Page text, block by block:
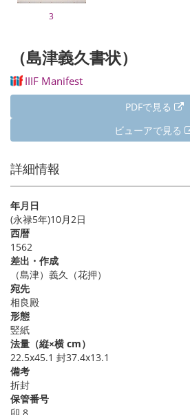
3
（島津義久書状）
IIIF Manifest
PDFで見る
ビューアで見る
詳細情報
年月日
(永禄5年)10月2日
西暦
1562
差出・作成
（島津）義久（花押）
宛先
相良殿
形態
竪紙
法量（縦×横 cm）
22.5x45.1 封37.4x13.1
備考
折封
保管番号